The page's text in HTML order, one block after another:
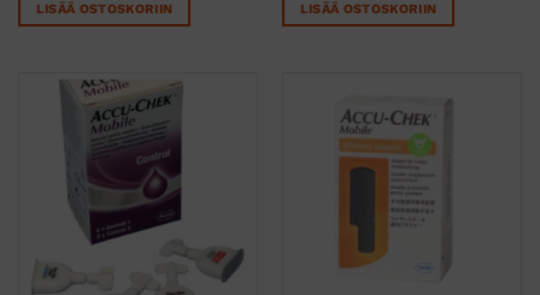
LISÄÄ OSTOSKORIIN LISÄÄ OSTOSKORIIN